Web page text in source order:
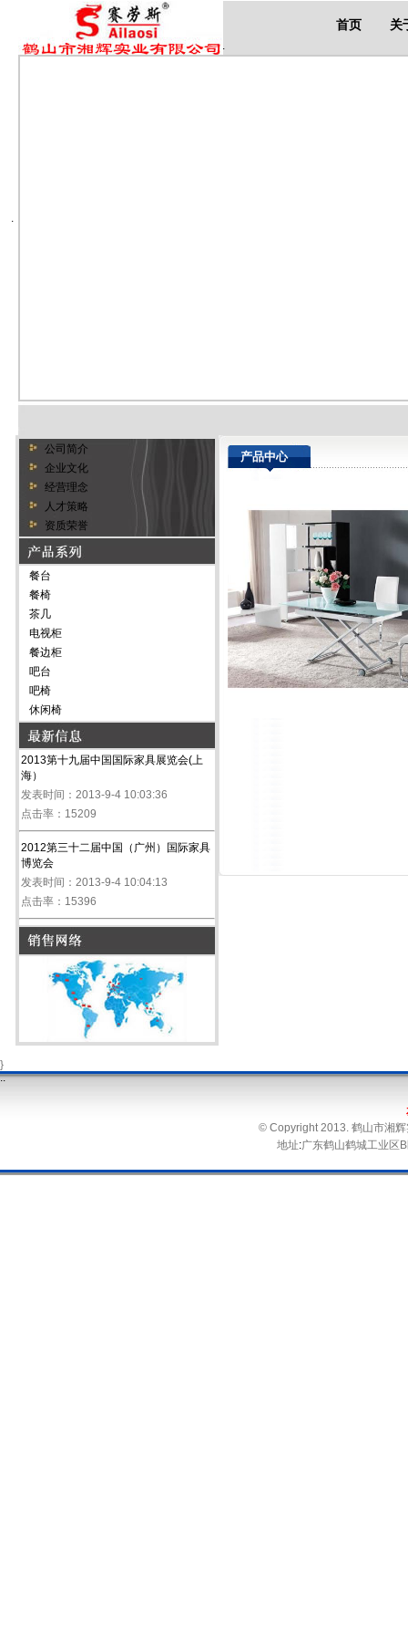
.
首页 关
.
公司简介
企业文化
经营理念
人才策略
资质荣誉
餐台
餐椅
茶几
电视柜
餐边柜
吧台
吧椅
休闲椅
2013第十九届中国国际家具展览会(上
海）
发表时间：2013-9-4 10:03:36
点击率：15209
2012第三十二届中国（广州）国际家具
博览会
发表时间：2013-9-4 10:04:13
点击率：15396
产品中心
}
..
© Copyright 2013. 鹤山市湘
地址:广东鹤山鹤城工业区